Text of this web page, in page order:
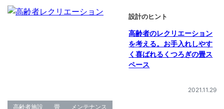
設計のヒント
高齢者のレクリエーション
を考える。お手入れしやす
く喜ばれるくつろぎの畳ス
ペース
2021.11.29
高齢者施設 畳 メンテナンス